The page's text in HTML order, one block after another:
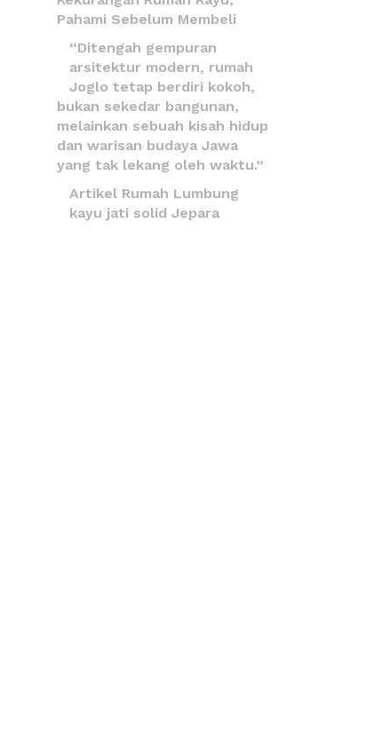
Pahami Sebelum Membeli
“Ditengah gempuran
arsitektur modern, rumah
Joglo tetap berdiri kokoh,
bukan sekedar bangunan,
melainkan sebuah kisah hidup
dan warisan budaya Jawa
yang tak lekang oleh waktu.”
Artikel Rumah Lumbung
kayu jati solid Jepara